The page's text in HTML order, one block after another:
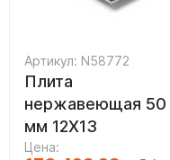
Артикул: N58772
Плита
нержавеющая 50
мм 12Х13
Цена: